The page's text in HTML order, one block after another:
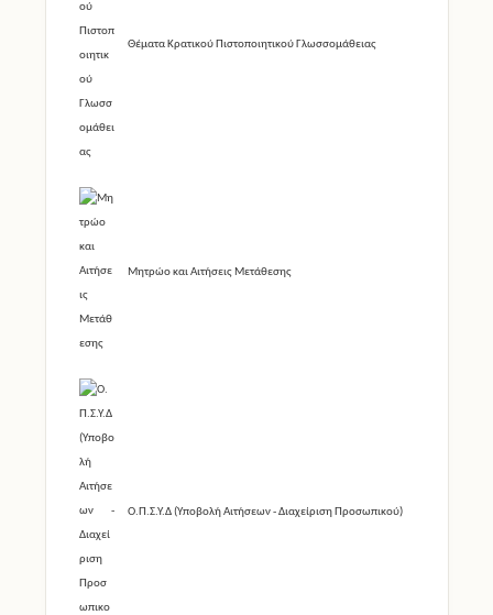
Θέματα Κρατικού Πιστοποιητικού Γλωσσομάθειας
Μητρώο και Αιτήσεις Μετάθεσης
Ο.Π.Σ.Υ.Δ (Υποβολή Αιτήσεων - Διαχείριση Προσωπικού)